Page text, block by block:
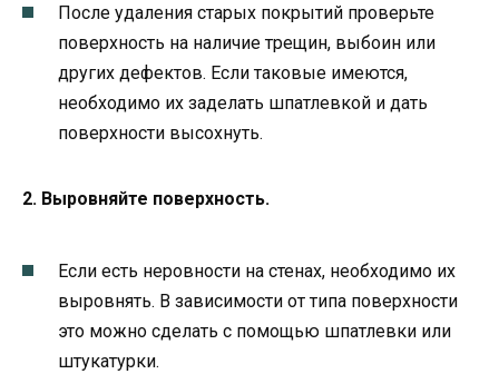
После удаления старых покрытий проверьте
поверхность на наличие трещин, выбоин или
других дефектов. Если таковые имеются,
необходимо их заделать шпатлевкой и дать
поверхности высохнуть.
2. Выровняйте поверхность.
Если есть неровности на стенах, необходимо их
выровнять. В зависимости от типа поверхности
это можно сделать с помощью шпатлевки или
штукатурки.